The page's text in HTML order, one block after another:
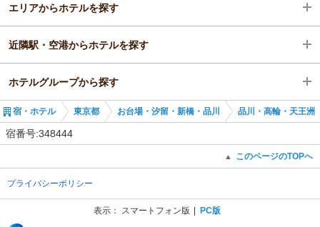
東京都
お台場・汐留・新橋・品川
品川・高輪・天王洲
北品川駅
エリアからホテルを探す
東京都
お台場・汐留・新橋・品川
品川・高輪・天王洲
近隣駅・空港からホテルを探す
北品川駅
新馬場駅
ホテルグループから探す
全国のアイコニア・ホスピタリティ
宿・ホテル 東京都 お台場・汐留・新橋・品川 品川・高輪・天王洲
宿番号:348444
▲ このページのTOPへ
プライバシーポリシー
表示： スマートフォン版 PC版